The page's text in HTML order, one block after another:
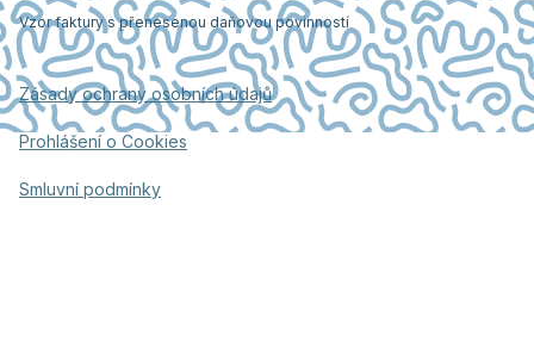
Vzor faktury s přenesenou daňovou povinností
Zásady ochrany osobních údajů
Prohlášení o Cookies
Smluvní podmínky